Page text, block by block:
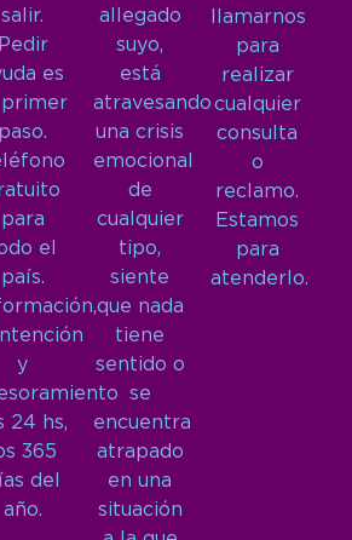
salir.
Pedir
es
paso.
para
el
país.
y
24 hs,
365
del
año.
allegado
suyo,
está
atravesando
una crisis
emocional
de
cualquier
tipo,
siente
que nada
tiene
sentido o
se
encuentra
atrapado
en una
situación
llamarnos
para
realizar
cualquier
consulta
o
reclamo.
Estamos
para
atenderlo.